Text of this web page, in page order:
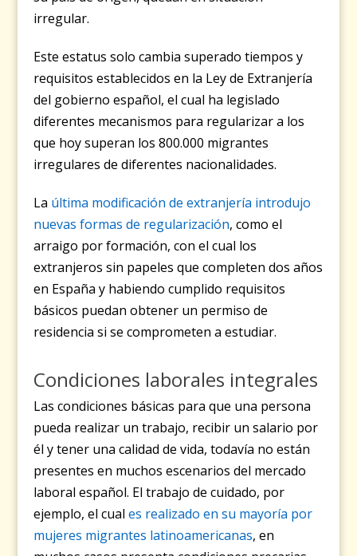
irregular.
Este estatus solo cambia superado tiempos y
requisitos establecidos en la Ley de Extranjería
del gobierno español, el cual ha legislado
diferentes mecanismos para regularizar a los
que hoy superan los 800.000 migrantes
irregulares de diferentes nacionalidades.
La última modificación de extranjería introdujo
nuevas formas de regularización, como el
arraigo por formación, con el cual los
extranjeros sin papeles que completen dos años
en España y habiendo cumplido requisitos
básicos puedan obtener un permiso de
residencia si se comprometen a estudiar.
Condiciones laborales integrales
Las condiciones básicas para que una persona
pueda realizar un trabajo, recibir un salario por
él y tener una calidad de vida, todavía no están
presentes en muchos escenarios del mercado
laboral español. El trabajo de cuidado, por
ejemplo, el cuales realizado en su mayoría por
mujeres migrantes latinoamericanas, en